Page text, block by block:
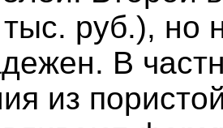
руб.), но
В
из